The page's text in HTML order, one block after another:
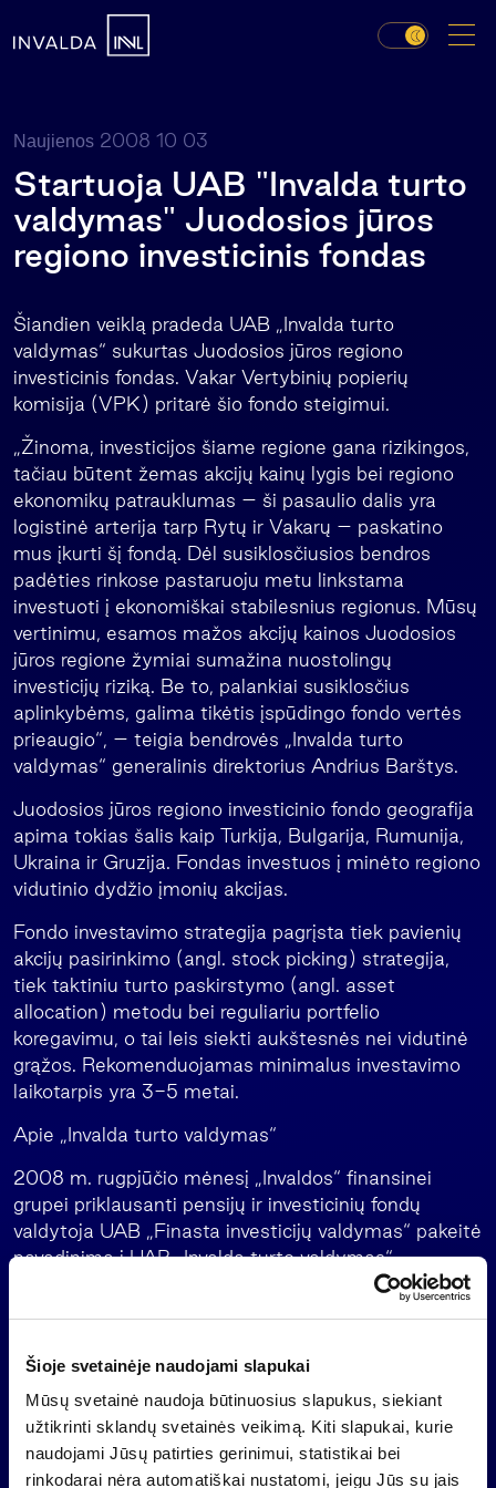
Šioje svetainėje naudojami slapukai
Mūsų svetainė naudoja būtinuosius slapukus, siekiant
užtikrinti sklandų svetainės veikimą. Kiti slapukai, kurie
naudojami Jūsų patirties gerinimui, statistikai bei
rinkodarai nėra automatiškai nustatomi, jeigu Jūs su jais
Naujienos 2008 10 03
Startuoja UAB "Invalda turto
valdymas" Juodosios jūros
regiono investicinis fondas
Šiandien veiklą pradeda UAB „Invalda turto
valdymas“ sukurtas Juodosios jūros regiono
investicinis fondas. Vakar Vertybinių popierių
komisija (VPK) pritarė šio fondo steigimui.
„Žinoma, investicijos šiame regione gana rizikingos,
tačiau būtent žemas akcijų kainų lygis bei regiono
ekonomikų patrauklumas – ši pasaulio dalis yra
logistinė arterija tarp Rytų ir Vakarų – paskatino
mus įkurti šį fondą. Dėl susiklosčiusios bendros
padėties rinkose pastaruoju metu linkstama
investuoti į ekonomiškai stabilesnius regionus. Mūsų
vertinimu, esamos mažos akcijų kainos Juodosios
jūros regione žymiai sumažina nuostolingų
investicijų riziką. Be to, palankiai susiklosčius
aplinkybėms, galima tikėtis įspūdingo fondo vertės
prieaugio“, – teigia bendrovės „Invalda turto
valdymas“ generalinis direktorius Andrius Barštys.
Juodosios jūros regiono investicinio fondo geografija
apima tokias šalis kaip Turkija, Bulgarija, Rumunija,
Ukraina ir Gruzija. Fondas investuos į minėto regiono
vidutinio dydžio įmonių akcijas.
Fondo investavimo strategija pagrįsta tiek pavienių
akcijų pasirinkimo (angl. stock picking) strategija,
tiek taktiniu turto paskirstymo (angl. asset
allocation) metodu bei reguliariu portfelio
koregavimu, o tai leis siekti aukštesnės nei vidutinė
grąžos. Rekomenduojamas minimalus investavimo
laikotarpis yra 3-5 metai.
Apie „Invalda turto valdymas“
2008 m. rugpjūčio mėnesį „Invaldos“ finansinei
grupei priklausanti pensijų ir investicinių fondų
valdytoja UAB „Finasta investicijų valdymas“ pakeitė
pavadinimą į UAB „Invalda turto valdymas“.
UAB „Invalda turto valdymas“ priklauso „Invaldos“
turto valdymo grupei, kuri taip pat vienija tokias
daugelį metų šalies ir kaimyninėse rinkose
veikiančias įmones – UAB „Invalda nekilnojamojo
turto valdymas“, „Baltikums Asset Management“,
UAB „Invalda Construction Management“ ir UAB
„Invalda Service“.